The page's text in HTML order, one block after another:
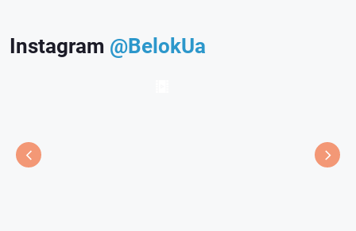
Instagram @BelokUa